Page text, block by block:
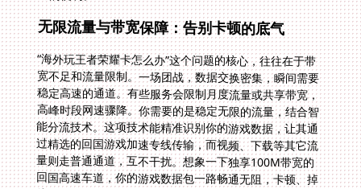
无限流量与带宽保障：告别卡顿的底气
“海外玩王者荣耀卡怎么办”这个问题的核心，往往在于带
宽不足和流量限制。一场团战，数据交换密集，瞬间需要
稳定高速的通道。有些服务会限制月度流量或共享带宽，
高峰时段网速骤降。你需要的是稳定无限的流量，结合智
能分流技术。这项技术能精准识别你的游戏数据，让其通
过精选的回国游戏加速专线传输，而视频、下载等其它流
量则走普通通道，互不干扰。想象一下独享100M带宽的
回国高速车道，你的游戏数据包一路畅通无阻，卡顿、掉